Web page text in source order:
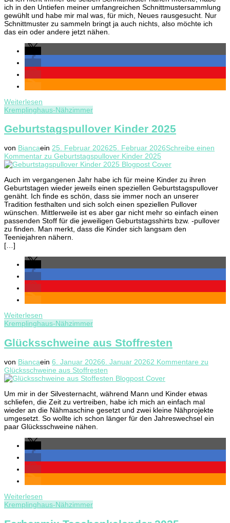
ich in den Untiefen meiner umfangreichen Schnittmustersammlung
gewühlt und habe mir mal was, für mich, Neues rausgesucht. Nur
Schnittmuster zu sammeln bringt ja auch nichts, also möchte ich
das ein oder andere jetzt nähen.
Weiterlesen
Kremplinghaus-Nähzimmer
Geburtstagspullover Kinder 2025
von Biancaein 25. Februar 202625. Februar 2026Schreibe einen
Kommentar zu Geburtstagspullover Kinder 2025
Auch im vergangenen Jahr habe ich für meine Kinder zu ihren
Geburtstagen wieder jeweils einen speziellen Geburtstagspullover
genäht. Ich finde es schön, dass sie immer noch an unserer
Tradition festhalten und sich solch einen speziellen Pullover
wünschen. Mittlerweile ist es aber gar nicht mehr so einfach einen
passenden Stoff für die jeweiligen Geburtstagsshirts bzw. -pullover
zu finden. Man merkt, dass die Kinder sich langsam den
Teeniejahren nähern.
[…]
Weiterlesen
Kremplinghaus-Nähzimmer
Glücksschweine aus Stoffresten
von Biancaein 6. Januar 20266. Januar 20262 Kommentare zu
Glücksschweine aus Stoffresten
Um mir in der Silvesternacht, während Mann und Kinder etwas
schliefen, die Zeit zu vertreiben, habe ich mich an einfach mal
wieder an die Nähmaschine gesetzt und zwei kleine Nähprojekte
umgesetzt. So wollte ich schon länger für den Jahreswechsel ein
paar Glücksschweine nähen.
Weiterlesen
Kremplinghaus-Nähzimmer